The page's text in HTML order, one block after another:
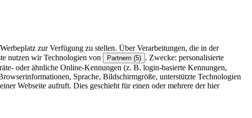
zur Verfügung zu stellen. Über Verarbeitungen, die in der
nutzen wir Technologien von Partnern (5) . Zwecke: personalisierte
oder ähnliche Online-Kennungen (z. B. login-basierte Kennungen,
Sprache, Bildschirmgröße, unterstützte Technologien
Webseite aufruft. Dies geschieht für einen oder mehrere der hier